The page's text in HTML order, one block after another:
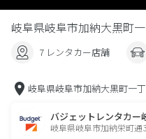
岐阜県岐阜市加納大黒町
7 レンタカー店舗
岐阜県岐阜市加納大黒町一
バジェットレンタカー
岐阜県岐阜市加納栄町通